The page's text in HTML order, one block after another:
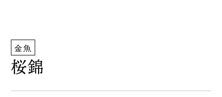
金魚
桜錦